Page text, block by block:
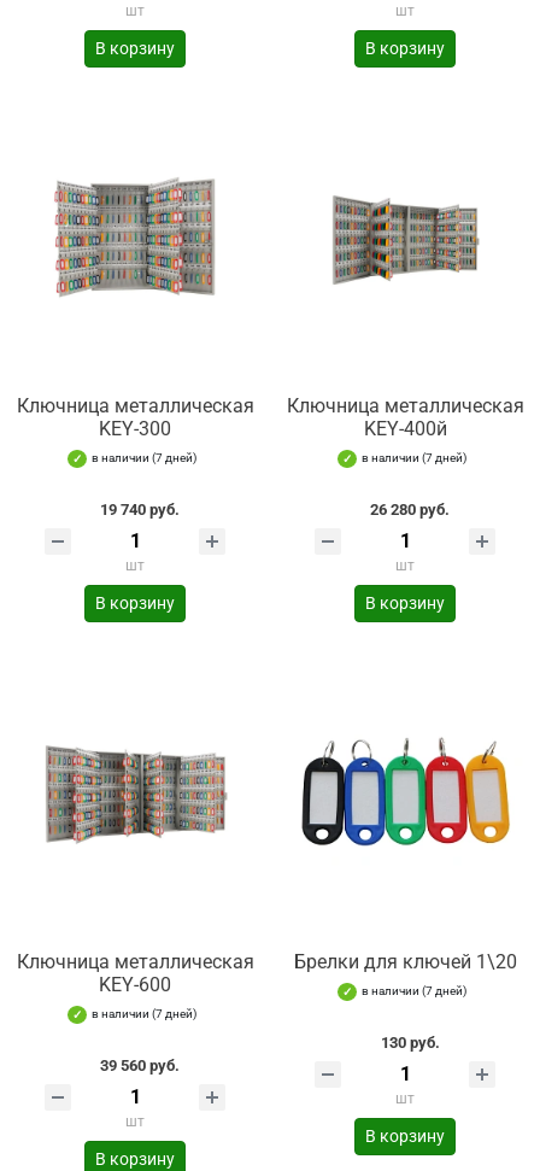
шт
В корзину
шт
В корзину
Ключница металлическая
KEY-300
в наличии (7 дней)
19 740 руб.
шт
В корзину
Ключница металлическая
KEY-400й
в наличии (7 дней)
26 280 руб.
шт
В корзину
Ключница металлическая
KEY-600
в наличии (7 дней)
39 560 руб.
шт
В корзину
Брелки для ключей 1\20
в наличии (7 дней)
130 руб.
шт
В корзину